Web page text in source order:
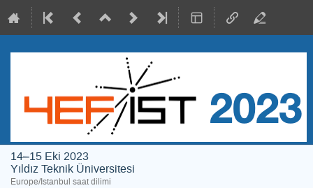
14–15 Eki 2023
Yıldız Teknik Üniversitesi
Europe/Istanbul saat dilimi